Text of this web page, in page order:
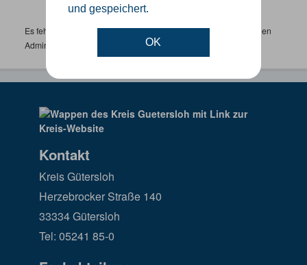
und gespeichert.
OK
Es fehlen spezifische Datensätze? Wenden Sie sich bitte an einen
Administrator unter:
support.gis@kreis-guetersloh.de
Kontakt
Kreis Gütersloh
Herzebrocker Straße 140
33334 Gütersloh
Tel: 05241 85-0